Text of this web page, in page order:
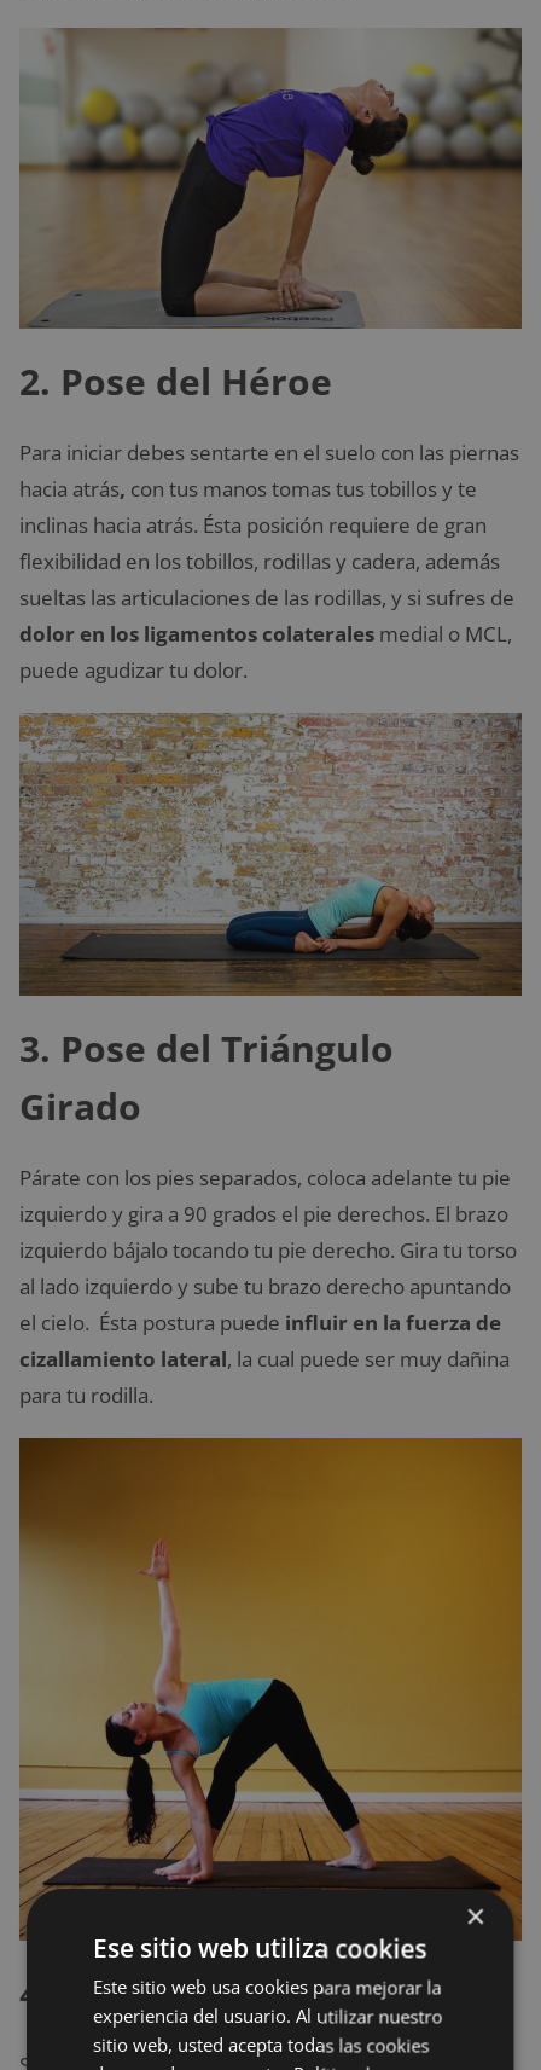
2. Pose del Héroe
Para iniciar debes sentarte en el suelo con las piernas
hacia atrás, con tus manos tomas tus tobillos y te
inclinas hacia atrás. Ésta posición requiere de gran
flexibilidad en los tobillos, rodillas y cadera, además
sueltas las articulaciones de las rodillas, y si sufres de
dolor en los ligamentos colaterales medial o MCL,
puede agudizar tu dolor.
3. Pose del Triángulo
Girado
Párate con los pies separados, coloca adelante tu pie
izquierdo y gira a 90 grados el pie derechos. El brazo
izquierdo bájalo tocando tu pie derecho. Gira tu torso
al lado izquierdo y sube tu brazo derecho apuntando
el cielo. Ésta postura puede influir en la fuerza de
cizallamiento lateral, la cual puede ser muy dañina
para tu rodilla.
4. Pose Actitud del Loto
×
Ese sitio web utiliza cookies
Este sitio web usa cookies para mejorar la
experiencia del usuario. Al utilizar nuestro
sitio web, usted acepta todas las cookies